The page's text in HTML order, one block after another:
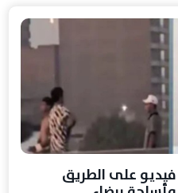
فيديو على الطريق